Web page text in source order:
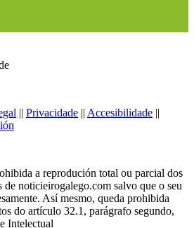
|| Privacidade || Accesibilidade ||
a reprodución total ou parcial dos
de noticieirogalego.com salvo que o seu
Así mesmo, queda prohibida
do artículo 32.1, parágrafo segundo,
Intelectual